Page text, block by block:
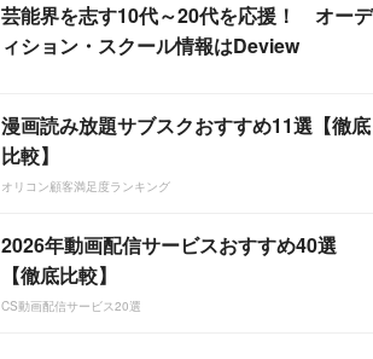
芸能界を志す10代～20代を応援！ オーデ
ィション・スクール情報はDeview
漫画読み放題サブスクおすすめ11選【徹底
比較】
オリコン顧客満足度ランキング
2026年動画配信サービスおすすめ40選
【徹底比較】
CS動画配信サービス20選